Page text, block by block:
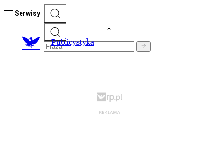
Serwisy
Publicystyka